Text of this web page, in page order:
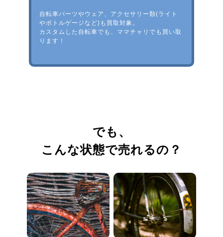
自転車パーツやウェア、アクセサリー類(ライト
やボトルゲージなど)も買取対象。
カスタムした自転車でも、ママチャリでも買い取
ります！
でも、
こんな状態で売れるの？